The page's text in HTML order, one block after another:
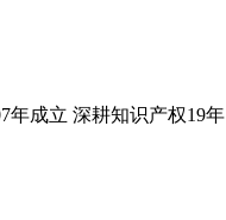
年成立 深耕知识产权19年